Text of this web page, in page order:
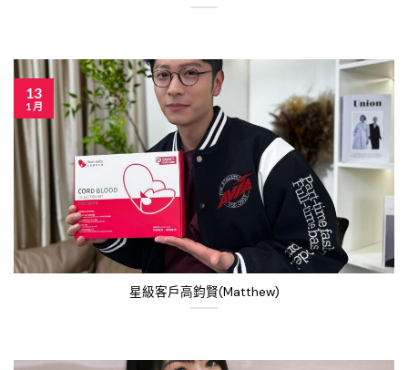
星級客戶高鈞賢(Matthew)
13
1 月